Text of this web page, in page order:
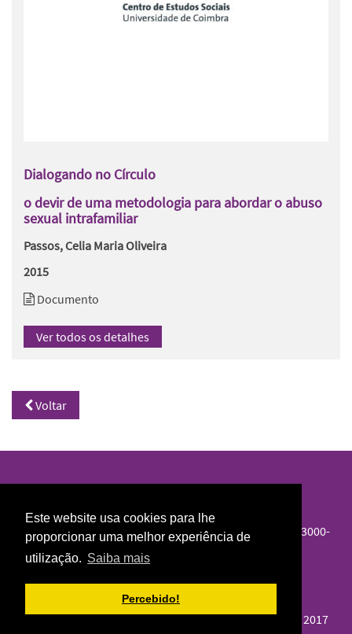
Este website usa cookies para lhe
proporcionar uma melhor experiência de
utilização. Saiba mais
Percebido!
Dialogando no Círculo
o devir de uma metodologia para abordar o abuso
sexual intrafamiliar
Passos, Celia Maria Oliveira
2015
Documento
Ver todos os detalhes
Voltar
Colégio de S. Jerónimo, Largo D. Dinis, Apartado 3087, 3000-
995 Coimbra
biblioteca@ces.uc.pt
Centro de Estudos Sociais © 2017